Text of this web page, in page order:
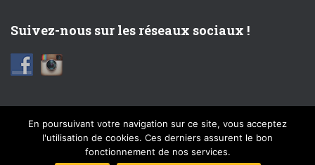
Suivez-nous sur les réseaux sociaux !
FACEBOOK INSTAGRAM MENTIONS LÉGALES
En poursuivant votre navigation sur ce site, vous acceptez
l'utilisation de cookies. Ces derniers assurent le bon
fonctionnement de nos services.